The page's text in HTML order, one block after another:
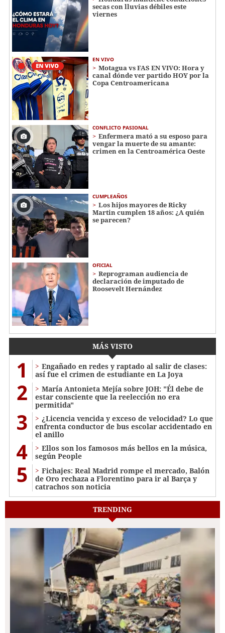
secas con lluvias débiles este
viernes
EN VIVO
Motagua vs FAS EN VIVO: Hora y
canal dónde ver partido HOY por la
Copa Centroamericana
CONFLICTO PASIONAL
Enfermera mató a su esposo para
vengar la muerte de su amante:
crimen en la Centroamérica Oeste
CUMPLEAÑOS
Los hijos mayores de Ricky
Martin cumplen 18 años: ¿A quién
se parecen?
OFICIAL
Reprograman audiencia de
declaración de imputado de
Roosevelt Hernández
MÁS VISTO
1
Engañado en redes y raptado al salir de clases:
así fue el crimen de estudiante en La Joya
2
María Antonieta Mejía sobre JOH: "Él debe de
estar consciente que la reelección no era
permitida"
3
¿Licencia vencida y exceso de velocidad? Lo que
enfrenta conductor de bus escolar accidentado en
el anillo
4
Ellos son los famosos más bellos en la música,
según People
5
Fichajes: Real Madrid rompe el mercado, Balón
de Oro rechaza a Florentino para ir al Barça y
catrachos son noticia
TRENDING